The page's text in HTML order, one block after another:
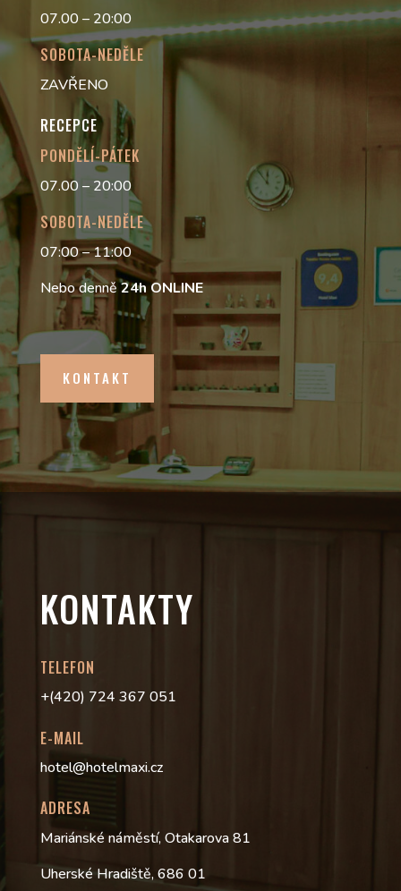
07.00 – 20:00
SOBOTA-NEDĚLE
ZAVŘENO
RECEPCE
PONDĚLÍ-PÁTEK
07.00 – 20:00
SOBOTA-NEDĚLE
07:00 – 11:00
Nebo denně24hONLINE
KONTAKT
KONTAKTY
TELEFON
+(420) 724 367 051
E-MAIL
hotel@hotelmaxi.cz
ADRESA
Mariánské náměstí, Otakarova 81
Uherské Hradiště, 686 01